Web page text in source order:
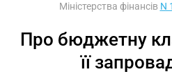
Міністерства фінансів N
Про бюджетну
її